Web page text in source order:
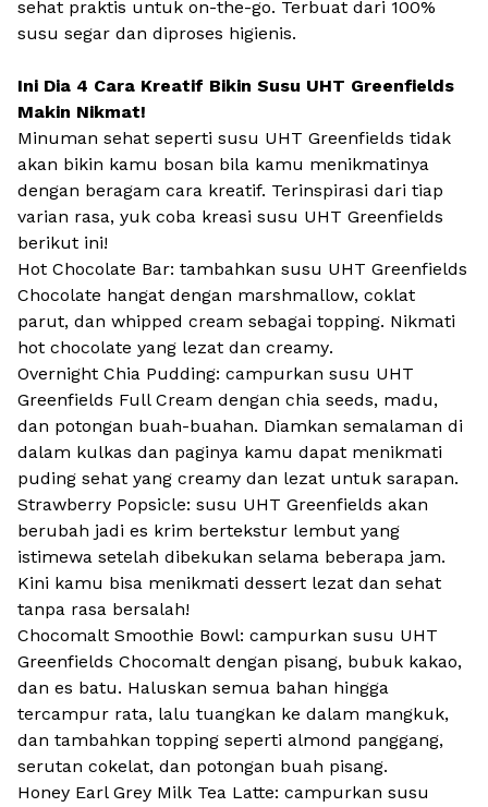
sehat praktis untuk on-the-go. Terbuat dari 100%
susu segar dan diproses higienis.
Ini Dia 4 Cara Kreatif Bikin Susu UHT Greenfields
Makin Nikmat!
Minuman sehat seperti susu UHT Greenfields tidak
akan bikin kamu bosan bila kamu menikmatinya
dengan beragam cara kreatif. Terinspirasi dari tiap
varian rasa, yuk coba kreasi susu UHT Greenfields
berikut ini!
Hot Chocolate Bar: tambahkan susu UHT Greenfields
Chocolate hangat dengan marshmallow, coklat
parut, dan whipped cream sebagai topping. Nikmati
hot chocolate yang lezat dan creamy.
Overnight Chia Pudding: campurkan susu UHT
Greenfields Full Cream dengan chia seeds, madu,
dan potongan buah-buahan. Diamkan semalaman di
dalam kulkas dan paginya kamu dapat menikmati
puding sehat yang creamy dan lezat untuk sarapan.
Strawberry Popsicle: susu UHT Greenfields akan
berubah jadi es krim bertekstur lembut yang
istimewa setelah dibekukan selama beberapa jam.
Kini kamu bisa menikmati dessert lezat dan sehat
tanpa rasa bersalah!
Chocomalt Smoothie Bowl: campurkan susu UHT
Greenfields Chocomalt dengan pisang, bubuk kakao,
dan es batu. Haluskan semua bahan hingga
tercampur rata, lalu tuangkan ke dalam mangkuk,
dan tambahkan topping seperti almond panggang,
serutan cokelat, dan potongan buah pisang.
Honey Earl Grey Milk Tea Latte: campurkan susu